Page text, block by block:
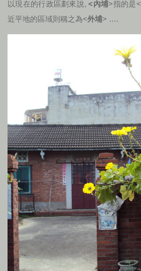
以現在的行政區劃來說,<內埔>指的是<
近平地的區域則稱之為<外埔> ….